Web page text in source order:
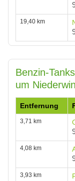
19,40 km
Benzin-
um
Entfernung
3,71 km
4,08 km
3,93 km